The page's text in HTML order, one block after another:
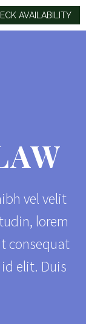
AVAILABILITY
vel velit
lorem
consequat
elit. Duis